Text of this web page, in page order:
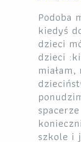
Podoba
kiedyś
dzieci
dzieci
szkole i